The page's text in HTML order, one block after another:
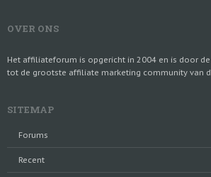
OVER ONS
Het affiliateforum is opgericht in 2004 en is door
tot de grootste affiliate marketing community van
SITEMAP
Forums
Recent